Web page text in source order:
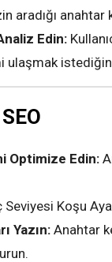
aradığı anahtar
Edin:
ulaşmak
Optimize Edin:
Koşu
Yazın: Anahtar